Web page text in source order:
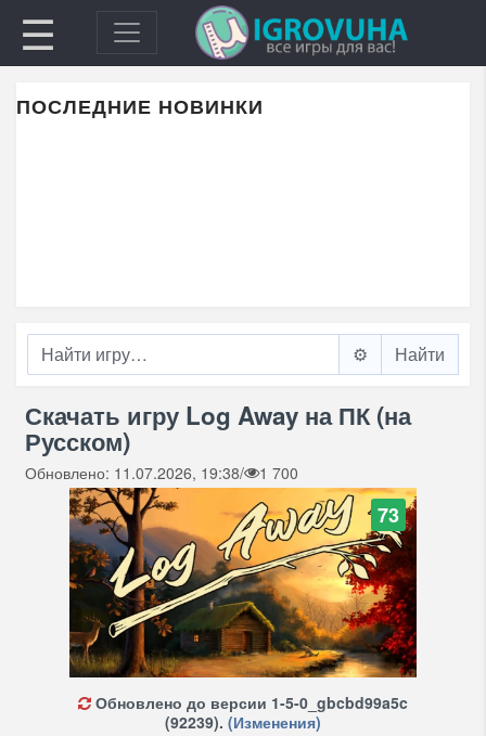
☰
ПОСЛЕДНИЕ НОВИНКИ
⚙️
Скачать игру Log Away на ПК (на
Русском)
Обновлено: 11.07.2026, 19:38/ 1 700
73
Обновлено до версии 1-5-0_gbcbd99a5c
(92239). (Изменения)